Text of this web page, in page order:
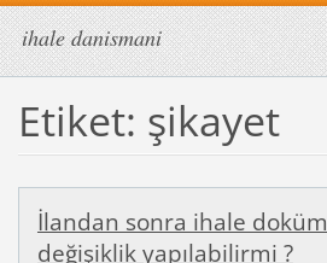
ihale danismani
Etiket: şikayet
İlandan sonra ihale
değişiklik yapılabilirmi ?